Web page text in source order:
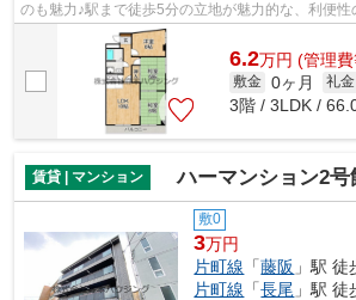
のも魅力♪駅まで徒歩5分の立地が魅力的な、利便性
日でもゴミ出しをサクッと終えられるよ...
6.2万円 (管理
敷金 0ヶ月 礼金
3階 / 3LDK /
賃貸 | マンション ハーマンション2号
敷0
3万円
片町線 「藤阪 」駅 徒
片町線 「長尾 」駅 徒